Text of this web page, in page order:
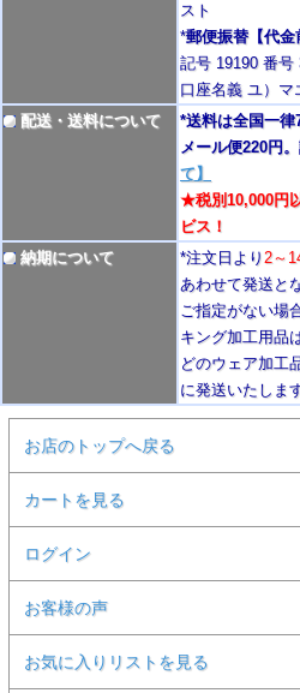
スト
*郵便振替【代金
記号 19190 番号
口座名義 ユ）マ
配送・送料について
*送料は全国一律
メール便220円
て】
★税別10,000円
ビス！
納期について
*注文日より 2～
あわせて発送と
ご指定がない場
キング加工用品
どのウェア加工
に発送いたします
お店のトップへ戻る
カートを見る
ログイン
お客様の声
お気に入りリストを見る